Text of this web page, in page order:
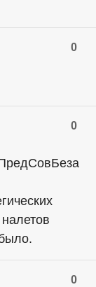
0
0
0